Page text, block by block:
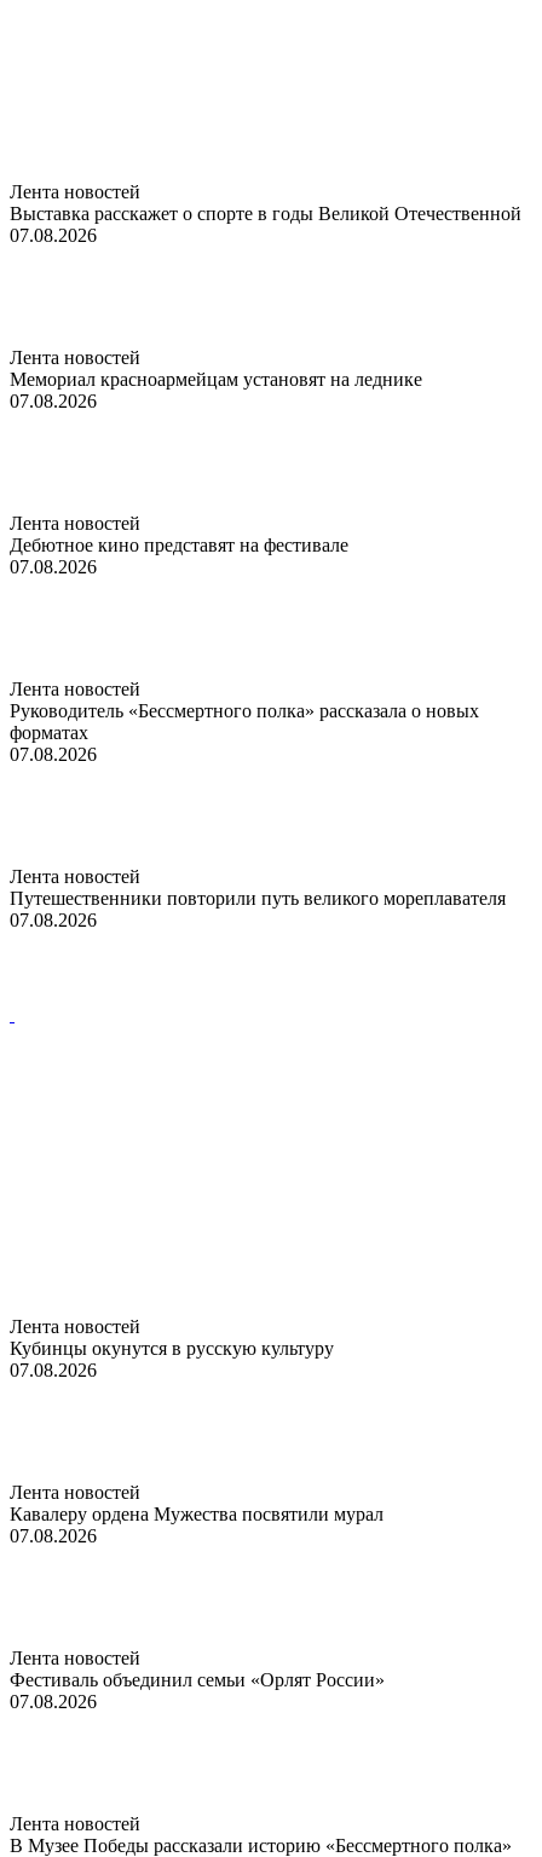
Лента новостей
Выставка расскажет о спорте в годы Великой Отечественной
07.08.2026
Лента новостей
Мемориал красноармейцам установят на леднике
07.08.2026
Лента новостей
Дебютное кино представят на фестивале
07.08.2026
Лента новостей
Руководитель «Бессмертного полка» рассказала о новых
форматах
07.08.2026
Лента новостей
Путешественники повторили путь великого мореплавателя
07.08.2026
Лента новостей
Кубинцы окунутся в русскую культуру
07.08.2026
Лента новостей
Кавалеру ордена Мужества посвятили мурал
07.08.2026
Лента новостей
Фестиваль объединил семьи «Орлят России»
07.08.2026
Лента новостей
В Музее Победы рассказали историю «Бессмертного полка»